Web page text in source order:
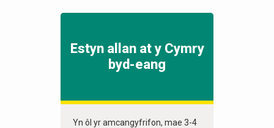
Estyn allan at y Cymry
byd-eang
Yn ôl yr amcangyfrifon, mae 3-4